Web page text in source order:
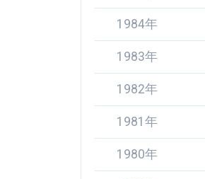
1984年
1983年
1982年
1981年
1980年